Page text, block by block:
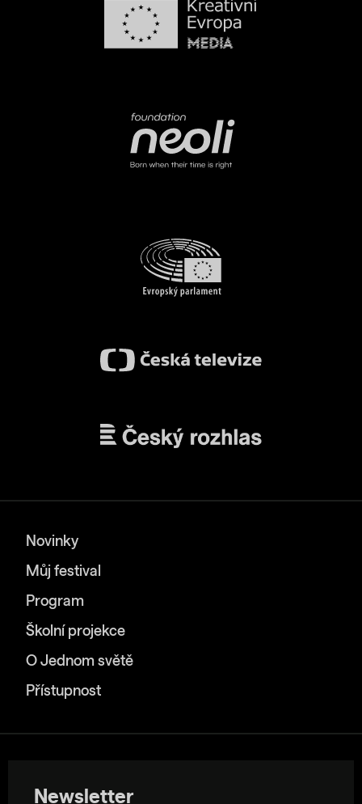
Novinky
Můj festival
Program
Školní projekce
O Jednom světě
Přístupnost
Newsletter